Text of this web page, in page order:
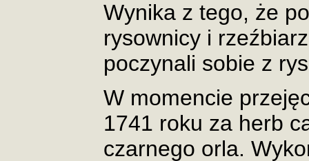
Wynika z tego, że
rysownicy i
poczynali sobie z
W momencie
1741 roku za herb
czarnego orla.